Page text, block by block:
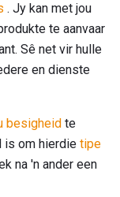
. Jy kan met jou
te aanvaar
Sê net vir hulle
en dienste
besigheid te
is om hierdie tipe
na 'n ander een